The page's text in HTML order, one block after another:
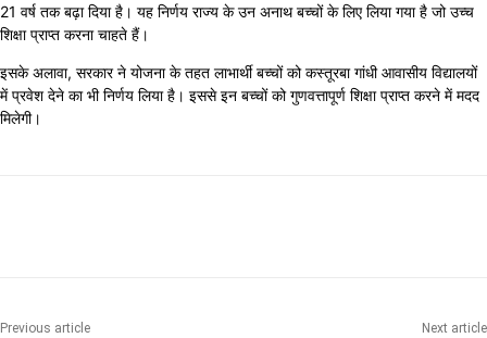
21 वर्ष तक बढ़ा दिया है। यह निर्णय राज्य के उन अनाथ बच्चों के लिए लिया गया है जो उच्च
शिक्षा प्राप्त करना चाहते हैं।
इसके अलावा, सरकार ने योजना के तहत लाभार्थी बच्चों को कस्तूरबा गांधी आवासीय विद्यालयों
में प्रवेश देने का भी निर्णय लिया है। इससे इन बच्चों को गुणवत्तापूर्ण शिक्षा प्राप्त करने में मदद
मिलेगी।
Previous article Next article